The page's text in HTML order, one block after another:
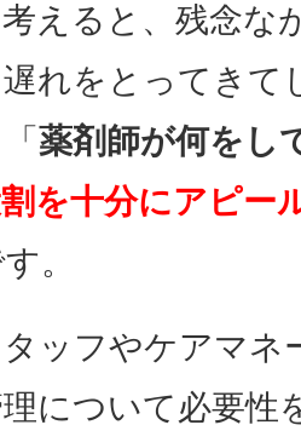
えると、残念な
れをとってきて
薬剤師が何をし
を十分にアピー
。
ッフやケアマネ
について必要性